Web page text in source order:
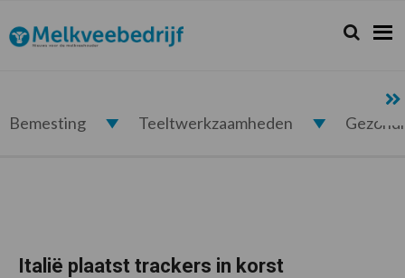
de
hoofdnavigatie
de
hoofd
de
eerste
de
voettekst
Melkveebedrijf.nl Zoeken...
Zoek
Bemesting Teeltwerkzaamheden
Italië plaatst trackers in korst